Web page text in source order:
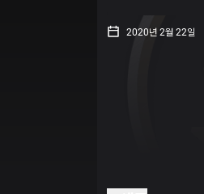
2020년 2월 22일